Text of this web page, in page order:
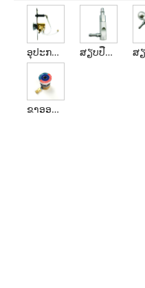
ອຸ​ປະ​ກອນ​ປ່ອຍ​ອາຍ​ແກ​ັ​ສ​ຢາ​ສະ​ລົບ​ ສຽບປືນຈັບຊື່
ຂາອອກ Nitrous Oxide ມາດຕະຖານອັງກິດ